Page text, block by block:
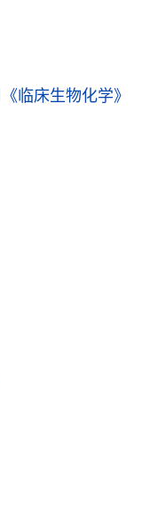
《临床生物化学》